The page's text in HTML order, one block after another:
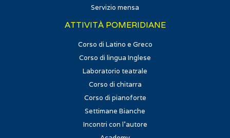
Servizio mensa
ATTIVITÀ POMERIDIANE
Corso di Latino e Greco
Corso di lingua Inglese
Laboratorio teatrale
Corso di chitarra
Corso di pianoforte
Settimane Bianche
Incontri con l'autore